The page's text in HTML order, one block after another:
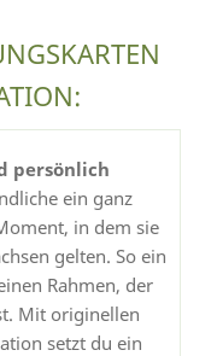
persönlich
ein ganz
in dem sie
gelten. So ein
Rahmen, der
Mit originellen
setzt du ein